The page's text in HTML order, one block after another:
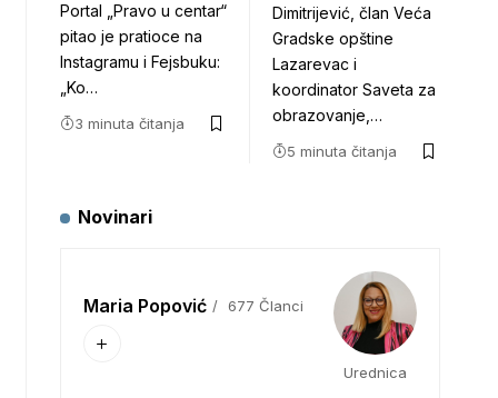
Portal „Pravo u centar“
pitao je pratioce na
Instagramu i Fejsbuku:
„Ko…
3 minuta čitanja
Dimitrijević, član Veća
Gradske opštine
Lazarevac i
koordinator Saveta za
obrazovanje,…
5 minuta čitanja
Novinari
Maria Popović 677 Članci
Urednica